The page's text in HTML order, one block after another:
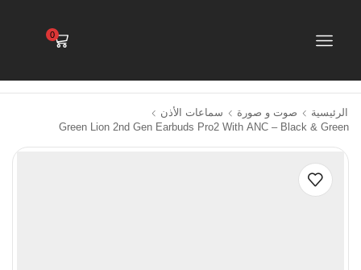
0
الرئيسية صوت و صورة
سماعات الأذن
Green Lion 2nd Gen Earbuds Pro2 With ANC – Black & Green